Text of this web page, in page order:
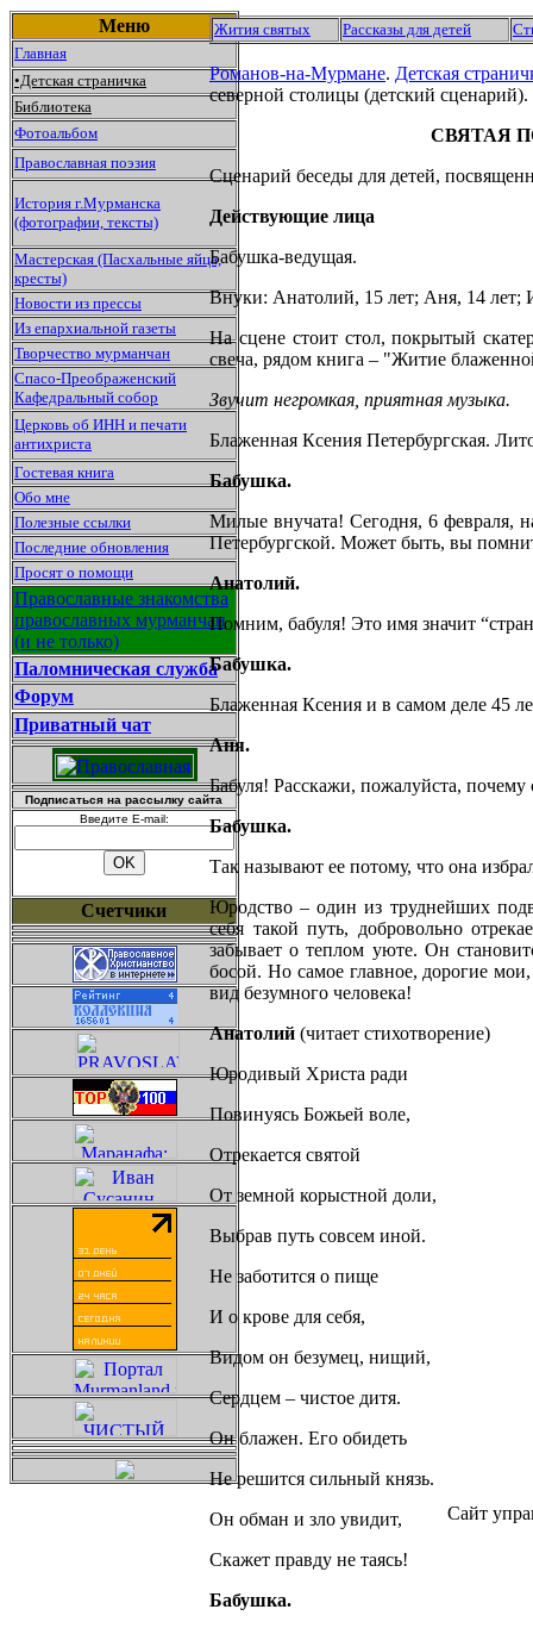
Меню
Главная
•Детская страничка
Библиотека
Фотоальбом
Православная поэзия
История г.Мурманска
(фотографии, тексты)
Мастерская (Пасхальные яйца,
кресты)
Новости из прессы
Из епархиальной газеты
Творчество мурманчан
Спасо-Преображенский
Кафедральный собор
Церковь об ИНН и печати
антихриста
Гостевая книга
Обо мне
Полезные ссылки
Последние обновления
Просят о помощи
Православные знакомства
православных мурманчан
(и не только)
Паломническая служба
Форум
Приватный чат
Подписаться на рассылку сайта
Введите E-mail:
Счетчики
Жития святых Рассказы для детей
Романов-на-Мурмане. Детская
северной столицы (детский
СВЯТАЯ
Сценарий беседы для детей,
Действующие лица
Бабушка-ведущая.
Внуки: Анатолий, 15 лет; Аня, 14 лет;
На сцене стоит стол, покрытый
свеча, рядом книга – "Житие
Звучит негромкая, приятная музыка.
Блаженная Ксения Петербургская.
Бабушка.
Милые внучата! Сегодня, 6 февраля,
Петербургской. Может быть, вы
Анатолий.
Помним, бабуля! Это имя значит
Бабушка.
Блаженная Ксения и в самом деле 45
Аня.
Бабуля! Расскажи, пожалуйста,
Бабушка.
Так называют ее потому, что она
Юродство – один из труднейших
себя такой путь, добровольно
забывает о теплом уюте. Он
босой. Но самое главное, дорогие
вид безумного человека!
Анатолий (читает стихотворение)
Юродивый Христа ради
Повинуясь Божьей воле,
Отрекается святой
От земной корыстной доли,
Выбрав путь совсем иной.
Не заботится о пище
И о крове для себя,
Видом он безумец, нищий,
Сердцем – чистое дитя.
Он блажен. Его обидеть
Не решится сильный князь.
Он обман и зло увидит,
Скажет правду не таясь!
Бабушка.
Сайт